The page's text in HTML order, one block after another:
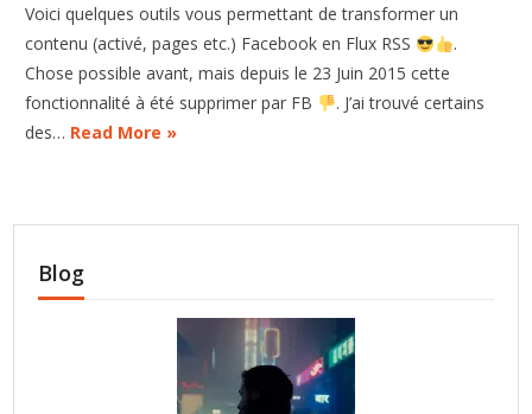
Voici quelques outils vous permettant de transformer un
contenu (activé, pages etc.) Facebook en Flux RSS
.
Chose possible avant, mais depuis le 23 Juin 2015 cette
fonctionnalité à été supprimer par FB
. J’ai trouvé certains
des… Read More »
Blog